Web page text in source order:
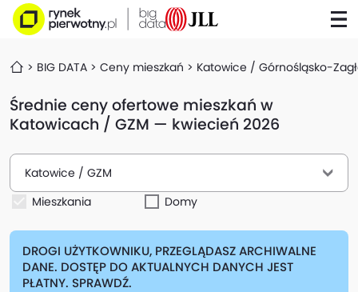
BIG DATA Ceny mieszkań Katowice / Górnośląsko-
Średnie ceny ofertowe mieszkań w
Katowicach / GZM — kwiecień 2026
Mieszkania Domy
Katowice / GZM
DROGI UŻYTKOWNIKU, PRZEGLĄDASZ ARCHIWALNE
DANE. DOSTĘP DO AKTUALNYCH DANYCH JEST
PŁATNY. SPRAWDŹ.